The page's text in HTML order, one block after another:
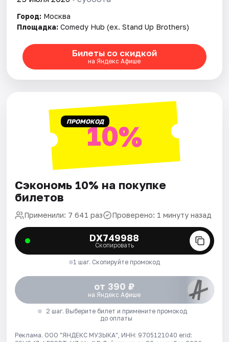
Артисты
Рейтинги
Город: Москва
Площадка: Comedy Hub (ex. Stand Up Brothers)
Билеты со скидкой
на Яндекс Афише
ПРОМОКОД10%
Сэкономь 10% на покупке
билетов
Применили: 7 641 раз Проверено: 1 минуту назад
DX749988
Скопировать
1 шаг. Скопируйте промокод
от 390 ₽
на Яндекс Афише
2 шаг. Выберите билет и примените промокод
до оплаты
Реклама. ООО "ЯНДЕКС МУЗЫКА", ИНН: 9705121040 erid: